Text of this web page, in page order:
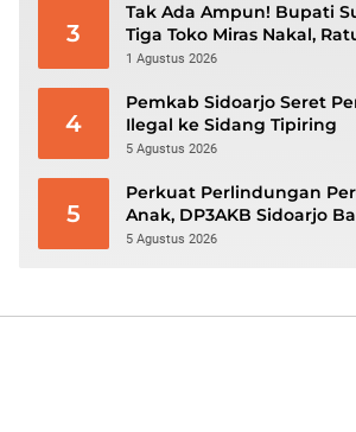
3
Tak Ada Ampun! Bupati
Tiga Toko Miras Nakal,
Disita
1 Agustus 2026
4
Pemkab Sidoarjo Seret
Ilegal ke Sidang Tipiring
5 Agustus 2026
5
Perkuat Perlindungan
Anak, DP3AKB Sidoarjo
hingga Tingkat Desa
5 Agustus 2026